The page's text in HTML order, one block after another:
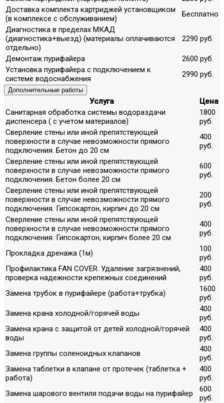
Доставка комплекта картриджей установщиком
(в комплексе с обслуживанием)
Бесплатно
Диагностика в пределах МКАД
(диагностика+выезд) (материалы оплачиваются
отдельно)
2290 руб.
Демонтаж пурифайера
2600 руб.
Установка пурифайера с подключением к
системе водоснабжения
2990 руб.
Дополнительные работы
Услуга
Цена
Санитарная обработка системы водораздачи
диспенсера ( с учетом материалов)
1800
руб.
Сверление стены или иной препятствующей
поверхности в случае невозможности прямого
подключения. Бетон до 20 см
400
руб.
Сверление стены или иной препятствующей
поверхности в случае невозможности прямого
подключения. Бетон более 20 см
600
руб.
Сверление стены или иной препятствующей
поверхности в случае невозможности прямого
подключения. Гипсокартон, кирпич до 20 см
200
руб.
Сверление стены или иной препятствующей
поверхности в случае невозможности прямого
подключения. Гипсокартон, кирпич более 20 см
400
руб.
Прокладка дренажа (1м)
100
руб.
Профилактика FAN COVER. Удаление загрязнений,
проверка надежности крепежных соединений
400
руб.
Замена трубок в пурифайере (работа+трубка)
1600
руб.
Замена крана холодной/горячей воды
400
руб.
Замена крана с защитой от детей холодной/горячей
воды
400
руб.
Замена группы соленоидных клапанов
400
руб.
Замена таблетки в клапане от протечек (таблетка +
работа)
400
руб.
Замена шарового вентиля подачи воды на пурифайер
600
руб.